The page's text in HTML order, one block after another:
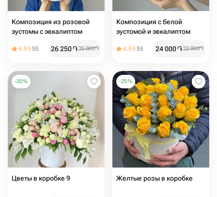
Композиция из розовой
эустомы с эвкалиптом
4.9555 26 250֏35 000֏
Композиция с белой
эустомой и эвкалиптом
4.9555 24 000֏32 000֏
-20%
Цветы в коробке 9
-25%
Желтые розы в коробке